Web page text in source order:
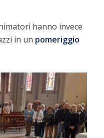
hanno invece
in un pomeriggio